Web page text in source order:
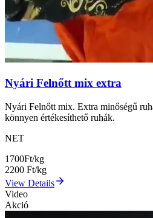
Nyári Felnőtt mix extra
Nyári Felnőtt mix. Extra minőségű
könnyen értékesíthető ruhák.
NET
1700Ft/kg
2200 Ft/kg
View Details
Video
Akció